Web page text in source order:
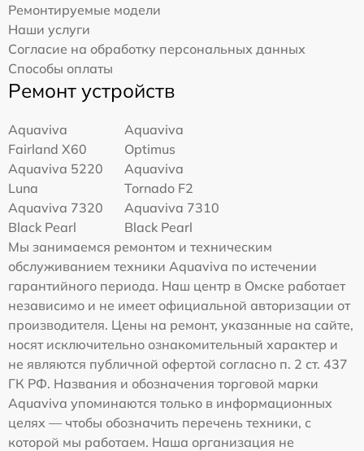
Ремонтируемые модели
Наши услуги
Согласие на обработку персональных данных
Способы оплаты
Ремонт устройств
Aquaviva
Fairland X60
Aquaviva
Optimus
Aquaviva 5220
Luna
Aquaviva
Tornado F2
Aquaviva 7320
Black Pearl
Aquaviva 7310
Black Pearl
Мы занимаемся ремонтом и техническим
обслуживанием техники Aquaviva по истечении
гарантийного периода. Наш центр в Омске работает
независимо и не имеет официальной авторизации от
производителя. Цены на ремонт, указанные на сайте,
носят исключительно ознакомительный характер и
не являются публичной офертой согласно п. 2 ст. 437
ГК РФ. Названия и обозначения торговой марки
Aquaviva упоминаются только в информационных
целях — чтобы обозначить перечень техники, с
которой мы работаем. Наша организация не